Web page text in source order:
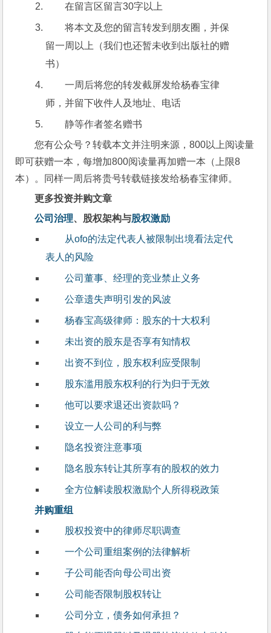
在留言区留言30字以上
将本文及您的留言转发到朋友圈，并保
留一周以上（我们也还暂未收到出版社的赠
书）
一周后将您的转发截屏发给杨春宝律
师，并留下收件人及地址、电话
静等作者签名赠书
您有公众号？转载本文并注明来源，800以上阅读量
即可获赠一本，每增加800阅读量再加赠一本（上限8
本）。同样一周后将贵号转载链接发给杨春宝律师。
更多投资并购文章
公司治理、股权架构与股权激励
从ofo的法定代表人被限制出境看法定代
表人的风险
公司董事、经理的竞业禁止义务
公章遗失声明引发的风波
杨春宝高级律师：股东的十大权利
未出资的股东是否享有知情权
出资不到位，股东权利应受限制
股东滥用股东权利的行为归于无效
他可以要求退还出资款吗？
设立一人公司的利与弊
隐名投资注意事项
隐名股东转让其所享有的股权的效力
全方位解读股权激励个人所得税政策
并购重组
股权投资中的律师尽职调查
一个公司重组案例的法律解析
子公司能否向母公司出资
公司能否限制股权转让
公司分立，债务如何承担？